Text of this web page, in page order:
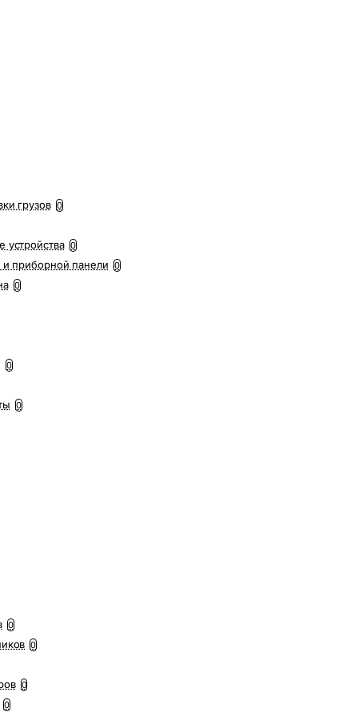
грузов 0
устройства 0
приборной панели 0
0
0
0
0
0
0
0